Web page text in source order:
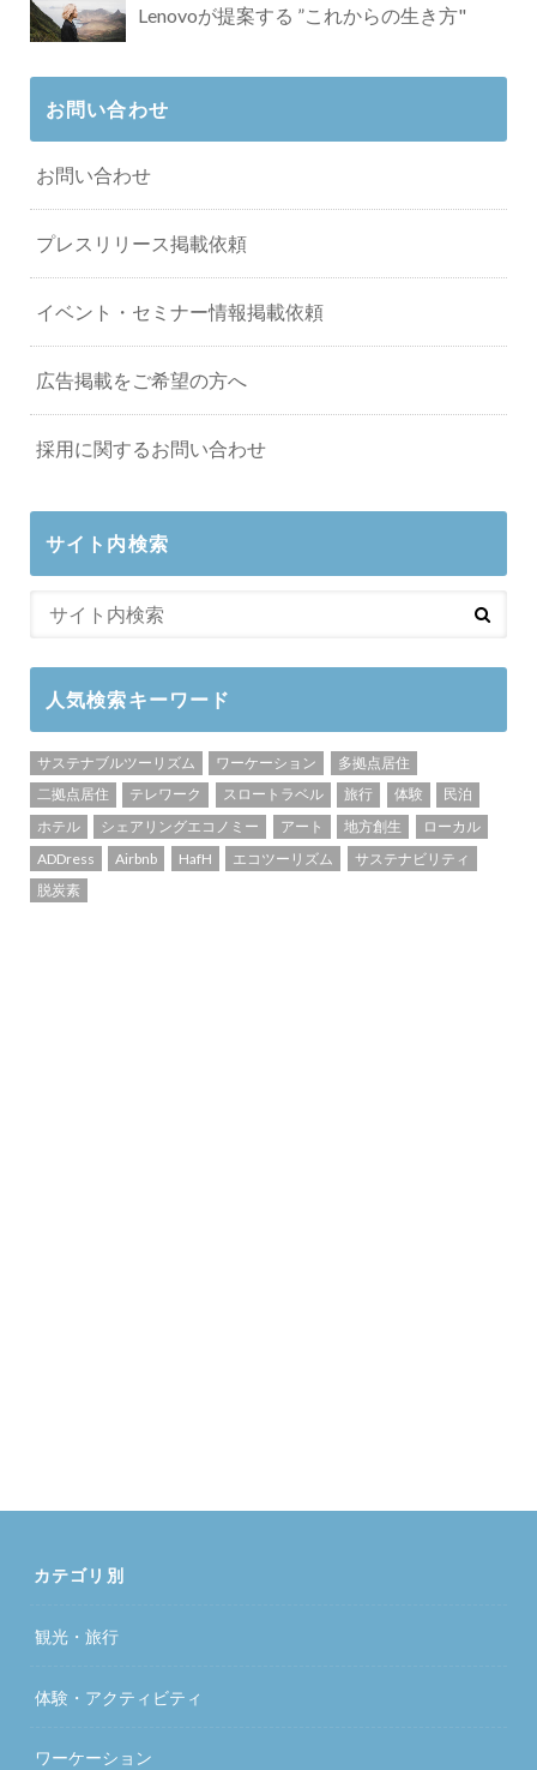
Lenovoが提案する ”これからの生き方"
お問い合わせ
お問い合わせ
プレスリリース掲載依頼
イベント・セミナー情報掲載依頼
広告掲載をご希望の方へ
採用に関するお問い合わせ
サイト内検索
人気検索キーワード
サステナブルツーリズム ワーケーション
多拠点居住
二拠点居住
テレワーク スロートラベル 旅行 体験
民泊
ホテル
シェアリングエコノミー アート 地方創生
ローカル
ADDress
Airbnb HafH エコツーリズム
サステナビリティ
脱炭素
カテゴリ別
観光・旅行
体験・アクティビティ
ワーケーション